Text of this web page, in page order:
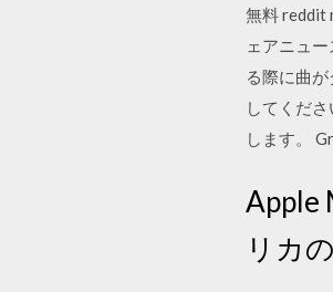
無料 reddit
ェアニュ
る際に曲
してくだ
します。
Apple
リカ